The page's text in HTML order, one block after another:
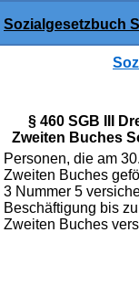
Sozialgesetzbuch
§ 460 SGB III
Zweiten Buches
Personen, die am
Zweiten Buches
3 Nummer 5
Beschäftigung bis
Zweiten Buches